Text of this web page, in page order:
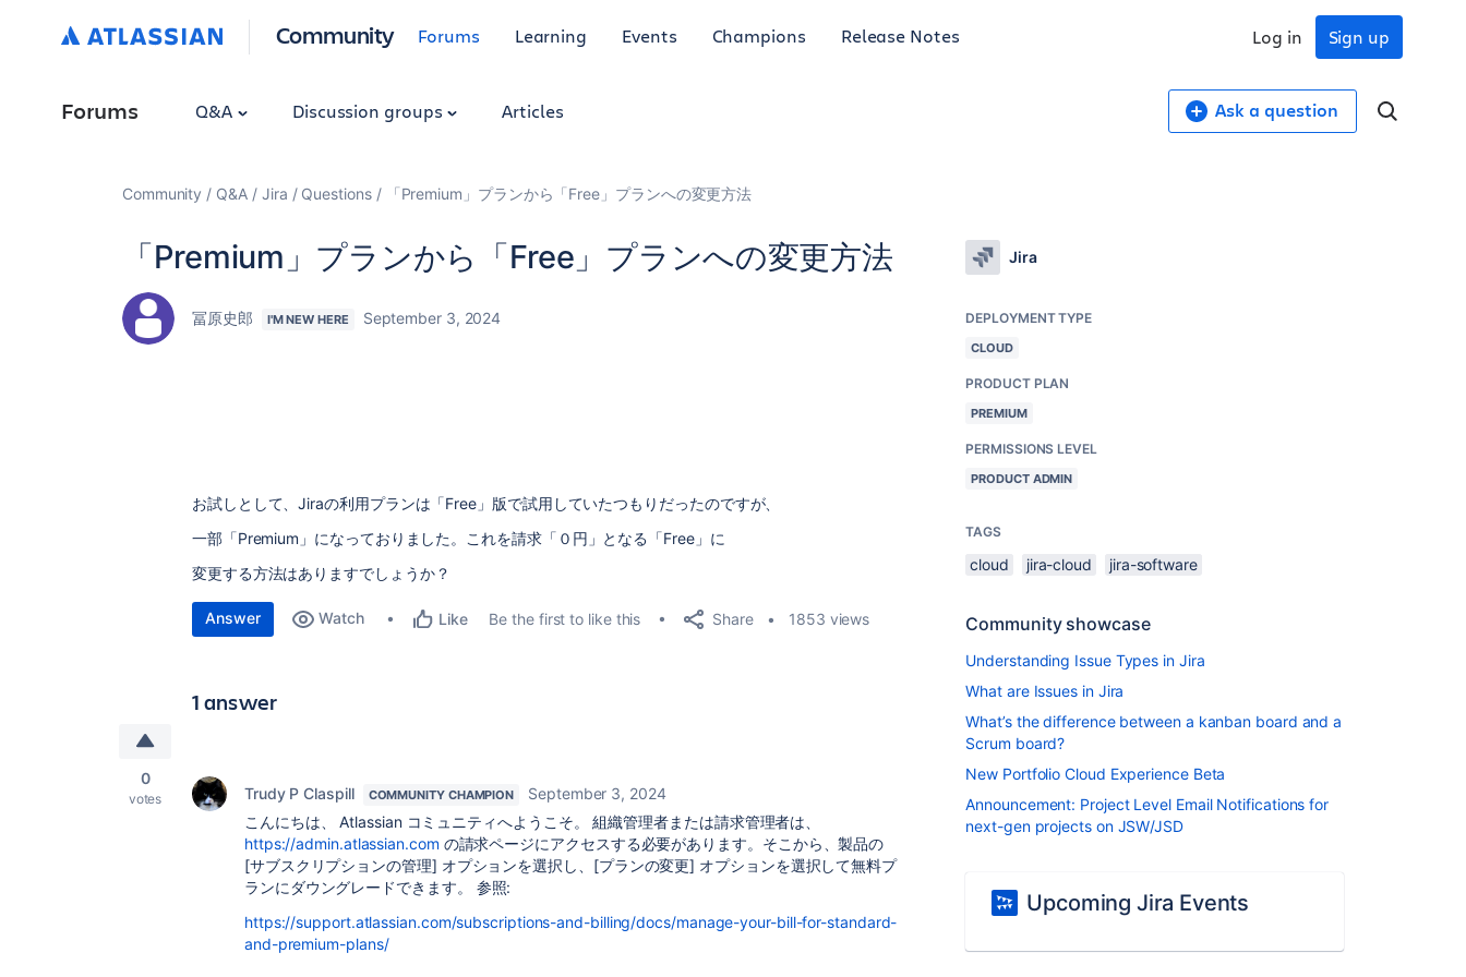
Community Forums Learning Events Champions Release Notes Sign up
Log in
Forums Q&A Discussion groups Articles Ask a question
Community Q&A Jira Questions 「Premium」プランから「Free」プランへの変更方法
「Premium」プランから「Free」プランへの変更方法
冨原史郎 I'M NEW HERE September 3, 2024
お試しとして、Jiraの利用プランは「Free 」版で試用していたつもりだったのですが、
一部「Premium 」になっておりました。これを請求「０円」となる「Free」に
変更する方法はありますでしょうか？
Answer Watch Like Be the first to like this Share 1853 views
1 answer
0
votes Trudy P Claspill COMMUNITY CHAMPION
September 3, 2024
こんにちは、 Atlassian コミュニティへようこそ。 組織管理者または請求管理者は、
https://admin.atlassian.com の請求ページにアクセスする必要があります。そこから、製品の
[サブスクリプションの管理] オプションを選択し、[プランの変更] オプションを選択して無料プ
ランにダウングレードできます。 参照:
https://support.atlassian.com/subscriptions-and-billing/docs/manage-your-bill-for-standard-
and-premium-plans/
Jira
DEPLOYMENT TYPE
CLOUD
PRODUCT PLAN
PREMIUM
PERMISSIONS LEVEL
PRODUCT ADMIN
TAGS
cloud jira-cloud jira-software
Community showcase
Understanding Issue Types in Jira
What are Issues in Jira
What’s the difference between a kanban board and a
Scrum board?
New Portfolio Cloud Experience Beta
Announcement: Project Level Email Notifications for
next-gen projects on JSW/JSD
Upcoming Jira Events